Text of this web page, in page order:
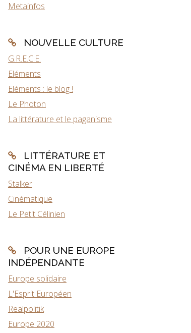
Metainfos
NOUVELLE CULTURE
G.R.E.C.E.
Eléments
Eléments : le blog !
Le Photon
La littérature et le paganisme
LITTÉRATURE ET
CINÉMA EN LIBERTÉ
Stalker
Cinématique
Le Petit Célinien
POUR UNE EUROPE
INDÉPENDANTE
Europe solidaire
L'Esprit Européen
Realpolitik
Europe 2020